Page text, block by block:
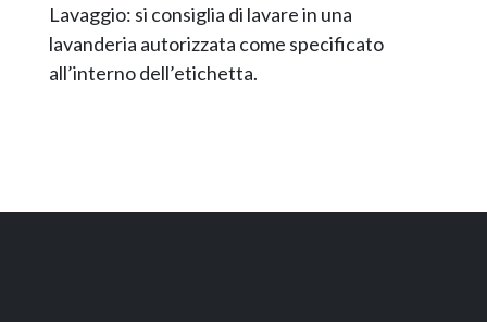
Lavaggio: si consiglia di lavare in una
lavanderia autorizzata come specificato
all’interno dell’etichetta.